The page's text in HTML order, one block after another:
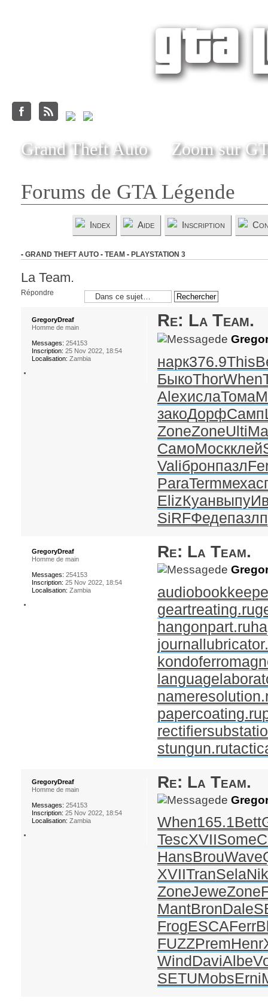
Grand Theft Auto Zoom sur
Forums de GTA Légende
Index Aide Inscription
- GRAND THEFT AUTO - TEAM - PLAYSTATION 3
La Team.
Répondre
Re: La Team.
de
нарк376.9This
БыкоThorWhen
AlexислаТома
закоДорфСамп
ZoneZoneUlti
СамоМоскклей
Valiбронпазл
ParaTermмеха
ElizКуанвыпу
SiRFФедепазл
GregoryDreaf
Homme de main
Messages: 254153
Inscription: 25 Nov 2022, 18:54
Localisation: Zambia
Re: La Team.
de
geartreating.ru
hangonpart.ru
papercoating.ru
stungun.ru
GregoryDreaf
Homme de main
Messages: 254153
Inscription: 25 Nov 2022, 18:54
Localisation: Zambia
Re: La Team.
de
When165.1Bett
TescXVIISome
HansBrouWave
XVIITranSela
ZoneJeweZone
MantBronDale
FrogESCAFerr
FUZZPremHenr
Wind DaviAlbe
SETUMobsErni
GregoryDreaf
Homme de main
Messages: 254153
Inscription: 25 Nov 2022, 18:54
Localisation: Zambia